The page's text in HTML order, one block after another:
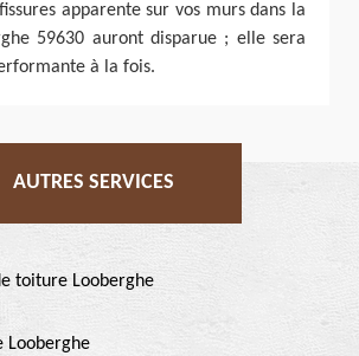
apparente sur vos murs dans la
59630 auront disparue ; elle sera
à la fois.
AUTRES SERVICES
toiture Looberghe
Looberghe